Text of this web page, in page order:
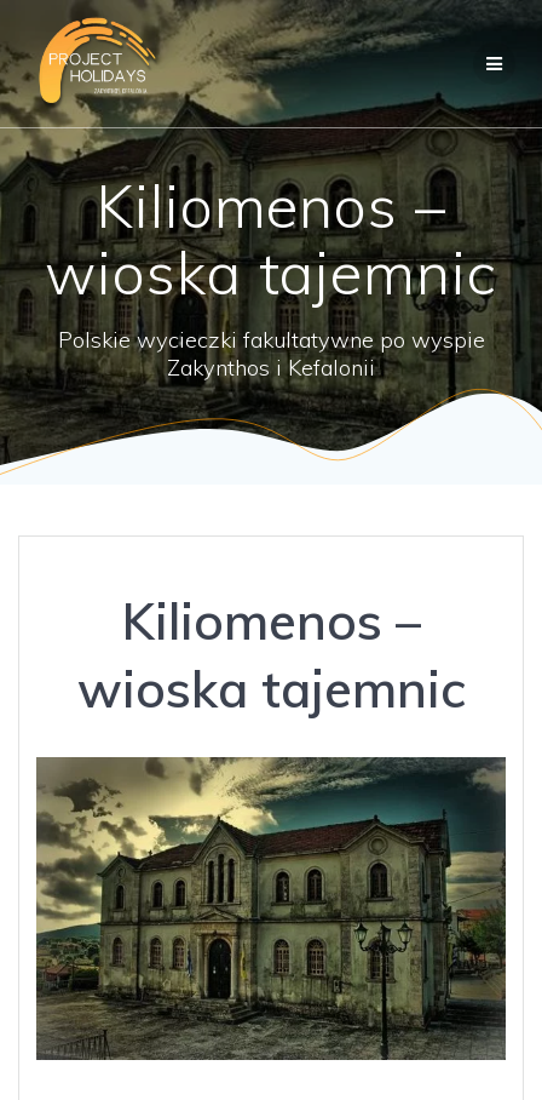
Przejdź
do
treści
Kiliomenos –
wioska tajemnic
Polskie wycieczki fakultatywne po wyspie
Zakynthos i Kefalonii
Kiliomenos –
wioska tajemnic